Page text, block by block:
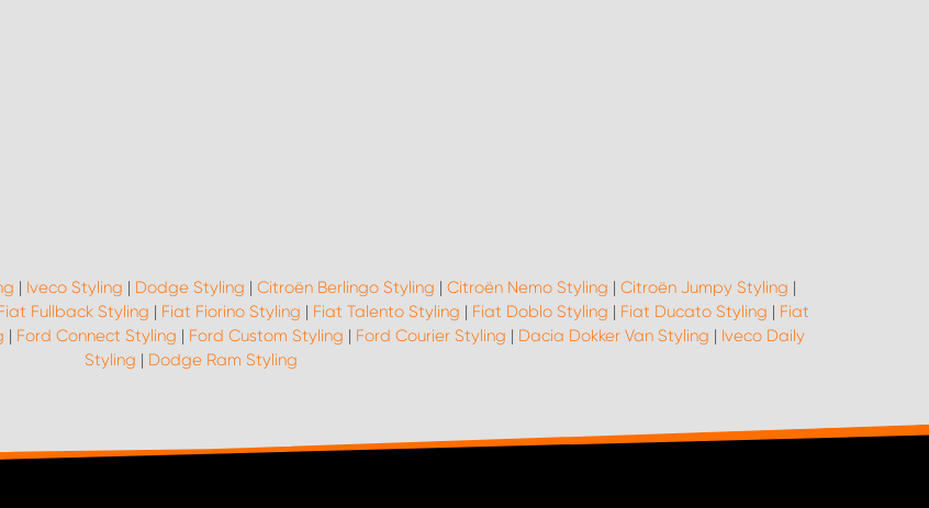
| Iveco Styling | Dodge Styling | Citroën Berlingo Styling | Citroën Nemo Styling | Citroën Jumpy Styling |
Fullback Styling | Fiat Fiorino Styling | Fiat Talento Styling | Fiat Doblo Styling | Fiat Ducato Styling | Fiat
| Ford Connect Styling | Ford Custom Styling | Ford Courier Styling | Dacia Dokker Van Styling | Iveco Daily
Styling | Dodge Ram Styling